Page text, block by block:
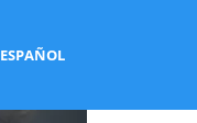
ESPAÑOL